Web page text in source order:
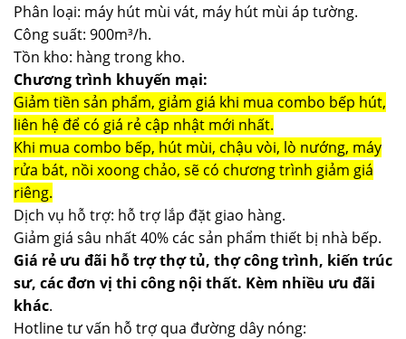
Phân loại: máy hút mùi vát, máy hút mùi áp tường.
Công suất: 900m³/h.
Tồn kho: hàng trong kho.
Chương trình khuyến mại:
Giảm tiền sản phẩm, giảm giá khi mua combo bếp hút,
liên hệ để có giá rẻ cập nhật mới nhất.
Khi mua combo bếp, hút mùi, chậu vòi, lò nướng, máy
rửa bát, nồi xoong chảo, sẽ có chương trình giảm giá
riêng.
Dịch vụ hỗ trợ: hỗ trợ lắp đặt giao hàng.
Giảm giá sâu nhất 40% các sản phẩm thiết bị nhà bếp.
Giá rẻ ưu đãi hỗ trợ thợ tủ, thợ công trình, kiến trúc
sư, các đơn vị thi công nội thất. Kèm nhiều ưu đãi
khác.
Hotline tư vấn hỗ trợ qua đường dây nóng: